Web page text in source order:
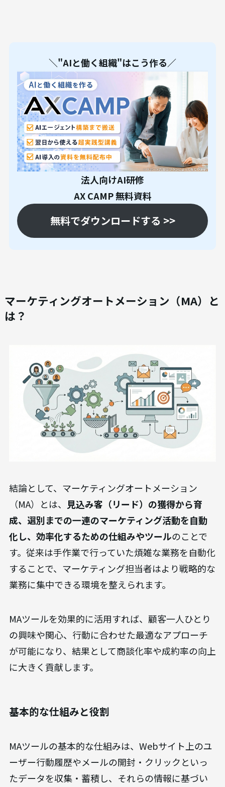
＼"AIと働く組織"はこう作る／
法人向けAI研修
AX CAMP 無料資料
無料でダウンロードする >>
マーケティングオートメーション（MA）と
は？
結論として、マーケティングオートメーション
（MA）とは、
見込み客（リード）の獲得から育
成、選別までの一連のマーケティング活動を自動
化し、効率化するための仕組みやツールのことで
す。従来は手作業で行っていた煩雑な業務を自動化
することで、マーケティング担当者はより戦略的な
業務に集中できる環境を整えられます。
MAツールを効果的に活用すれば、顧客一人ひとり
の興味や関心、行動に合わせた最適なアプローチ
が可能になり、結果として商談化率や成約率の向上
に大きく貢献します。
基本的な仕組みと役割
MAツールの基本的な仕組みは、Webサイト上のユ
ーザー行動履歴やメールの開封・クリックといっ
たデータを収集・蓄積し、それらの情報に基づい